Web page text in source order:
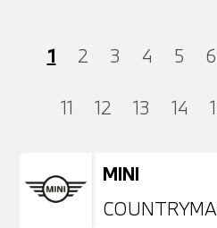
1 2 3 4 5 6
11 12 13 14
MINI